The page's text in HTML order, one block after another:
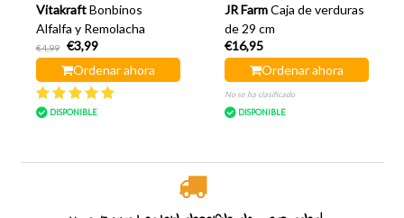
Vitakraft Bonbinos
Alfalfa y Remolacha
€4,99
€3,99
Ordenar ahora
DISPONIBLE
JR Farm Caja de verduras
de 29 cm
€16,95
Ordenar ahora
No se ha clasificado
DISPONIBLE